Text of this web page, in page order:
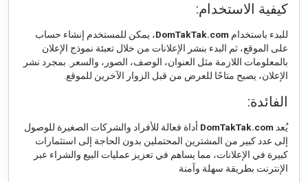
كيفية الاستخدام:
للبدء باستخدام DomTakTak.com، يمكن للمستخدم إنشاء حساب
على الموقع، ثم البدء بنشر الإعلانات من خلال تعبئة نموذج الإعلان
بالمعلومات اللازمة مثل العنوان، الوصف، الصور، والسعر. بمجرد نشر
الإعلان، يصبح متاحًا للعرض من قبل الزوار الآخرين للموقع.
الفائدة:
يُعد DomTakTak.com أداة فعالة للأفراد والشركات الصغيرة للوصول
إلى عدد كبير من المشترين المحتملين بدون الحاجة إلى استثمارات
كبيرة في الإعلانات، مما يساهم في تعزيز عمليات البيع والشراء عبر
الإنترنت بطريقة سهلة وآمنة